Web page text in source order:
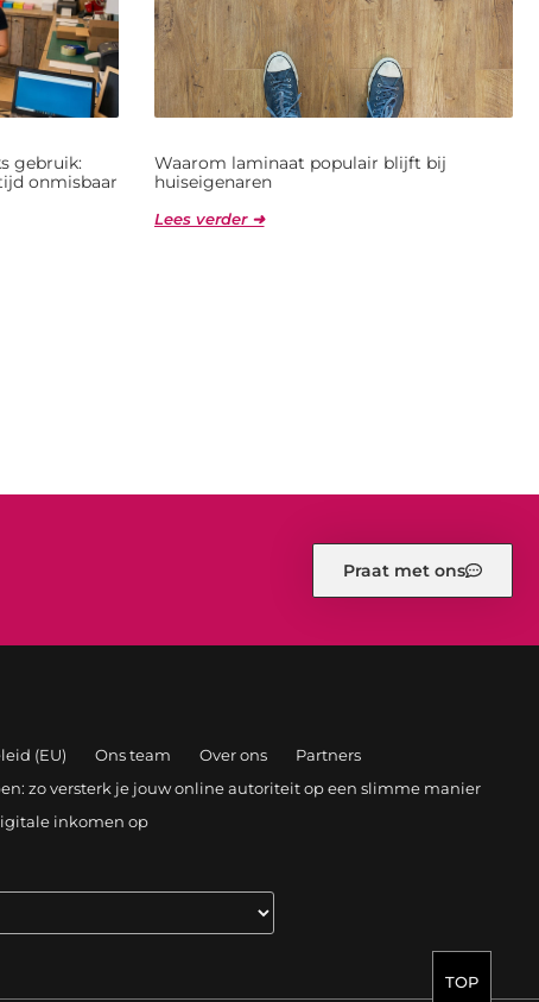
TOP
gebruik:
onmisbaar
Waarom laminaat populair blijft bij
huiseigenaren
Lees verder ➜
Praat met ons
(EU) Ons team Over ons
Partners
zo versterk je jouw online autoriteit op een slimme manier
inkomen op